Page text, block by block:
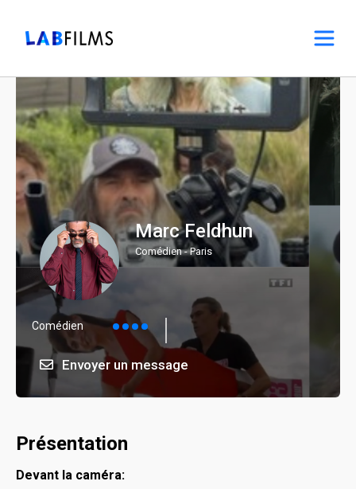
Marc Feldhun
Comédien - Paris
Comédien
Envoyer un message
Présentation
Devant la caméra: